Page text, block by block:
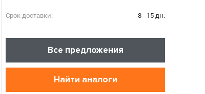
Срок доставки: 8 - 15 дн.
Все предложения
Найти аналоги